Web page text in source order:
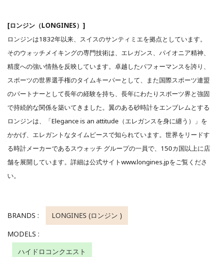
[ロンジン（LONGINES）]
ロンジンは1832年以来、スイスのサンティミエを拠点としています。
そのウォッチメイキングの専門技術は、エレガンス、パイオニア精神、
精度への強い情熱を反映しています。卓越したパフォーマンスを誇り、
スポーツの世界選手権のタイムキーパーとして、また国際スポーツ連盟
のパートナーとして長年の経験を持ち、長年にわたりスポーツ界と強固
で持続的な関係を築いてきました。翼のある砂時計をエンブレムとする
ロンジンは、「Elegance is an attitude（エレガンスを身に纏う）」を
かかげ、エレガントなタイムピースで知られています。世界をリードす
る時計メーカーであるスウォッチ グループの一員で、150カ国以上に店
舗を展開しています。詳細は公式サイトwww.longines.jpをご覧くださ
い。
BRANDS :
LONGINES (ロンジン )
MODELS :
ハイドロコンクエスト